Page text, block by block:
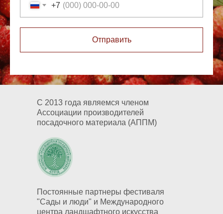
+7
Отправить
С 2013 года являемся членом
Ассоциации производителей
посадочного материала (АППМ)
Постоянные партнеры фестиваля
"Сады и люди" и Международного
центра ландшафтного искусства